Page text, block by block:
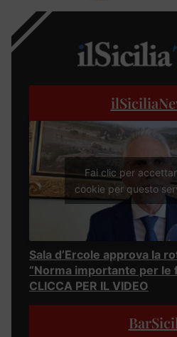
Fai clic per
cookie per questo
Sala d’Ercole approva la
“Norma importante per le
CLICCA PER IL VIDEO